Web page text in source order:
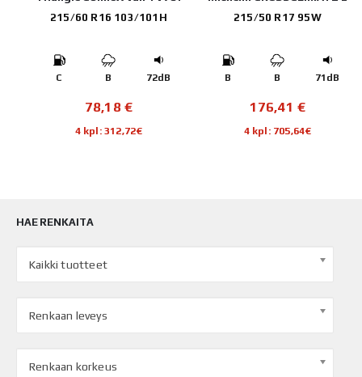
215/60 R16 103/101H
C B 72dB
78,18 €
4 kpl: 312,72€
215/50 R17 95W
B B 71dB
176,41€
4 kpl: 705,64€
HAE RENKAITA
Kaikki tuotteet
Renkaan leveys
Renkaan korkeus